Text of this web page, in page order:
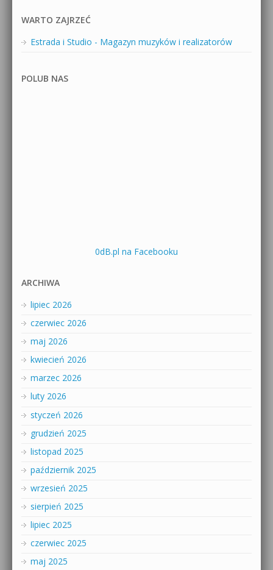
WARTO ZAJRZEĆ
Estrada i Studio - Magazyn muzyków i realizatorów
POLUB NAS
0dB.pl na Facebooku
ARCHIWA
lipiec 2026
czerwiec 2026
maj 2026
kwiecień 2026
marzec 2026
luty 2026
styczeń 2026
grudzień 2025
listopad 2025
październik 2025
wrzesień 2025
sierpień 2025
lipiec 2025
czerwiec 2025
maj 2025